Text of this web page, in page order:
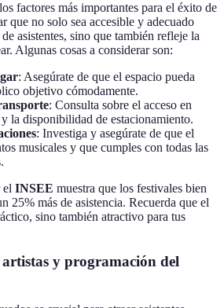
factores más importantes para el éxito de
que no solo sea accesible y adecuado
asistentes, sino que también refleje la
Algunas cosas a considerar son:
: Asegúrate de que el espacio pueda
objetivo cómodamente.
: Consulta sobre el acceso en
la disponibilidad de estacionamiento.
: Investiga y asegúrate de que el
musicales y que cumples con todas las
el INSEE muestra que los festivales bien
25% más de asistencia. Recuerda que el
sino también atractivo para tus
y programación del